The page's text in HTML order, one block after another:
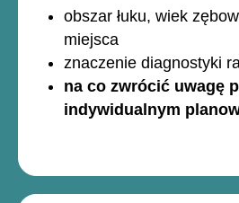
obszar łuku, wiek
miejsca
znaczenie diagnostyki
na co zwrócić uwagę
indywidualnym